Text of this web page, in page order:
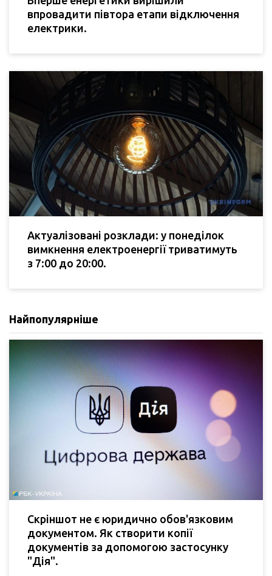
впровадити півтора етапи відключення
електрики.
Актуалізовані розклади: у понеділок
вимкнення електроенергії триватимуть
з 7:00 до 20:00.
Найпопулярніше
Скріншот не є юридично обов'язковим
документом. Як створити копії
документів за допомогою застосунку
"Дія".